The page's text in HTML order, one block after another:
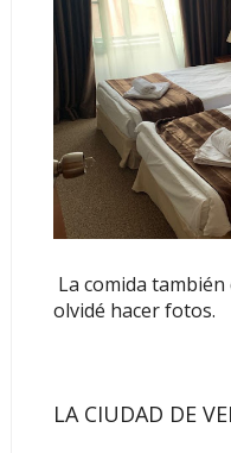
La comida
olvidé hacer fotos.
LA CIUDAD DE